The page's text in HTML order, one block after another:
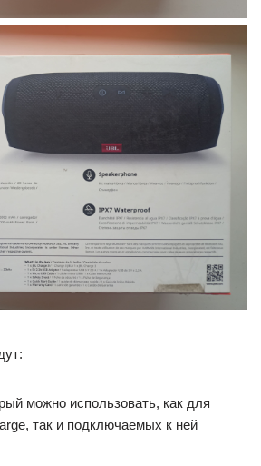
можно использовать, как для
так и подключаемых к ней